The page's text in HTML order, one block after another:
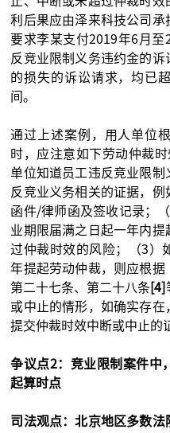
利后果应由泽来科技公司
要求李某支付2019年6月
反竞业限制义务违约金的
的损失的诉讼请求，均已
间。
通过上述案例，用人单位
时，应注意如下劳动仲裁
单位知道员工违反竞业限
反竞业义务相关的证据，
函件/律师函及签收记录；
业期限届满之日起一年内
过仲裁时效的风险；（3）
年提起劳动仲裁，则应根据
第二十七条、第二十八条 [4]
或中止的情形，如确实存
提交仲裁时效中断或中止的
争议点2：竞业限制案件中
起算时点
司法观点：北京地区多数